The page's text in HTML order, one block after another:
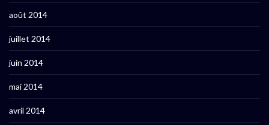
août 2014
juillet 2014
juin 2014
mai 2014
avril 2014